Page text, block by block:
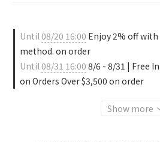
Until08/20 16:00 Enjoy 2% off
method. on order
Until08/31 16:00 8/6 - 8/31 | Free
on Orders Over $3,500 on order
Show more